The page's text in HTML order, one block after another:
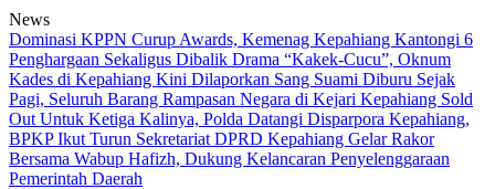
News
Dominasi KPPN Curup Awards, Kemenag Kepahiang Kantongi 6
Penghargaan Sekaligus Dibalik Drama “Kakek-Cucu”, Oknum
Kades di Kepahiang Kini Dilaporkan Sang Suami Diburu Sejak
Pagi, Seluruh Barang Rampasan Negara di Kejari Kepahiang Sold
Out Untuk Ketiga Kalinya, Polda Datangi Disparpora Kepahiang,
BPKP Ikut Turun Sekretariat DPRD Kepahiang Gelar Rakor
Bersama Wabup Hafizh, Dukung Kelancaran Penyelenggaraan
Pemerintah Daerah